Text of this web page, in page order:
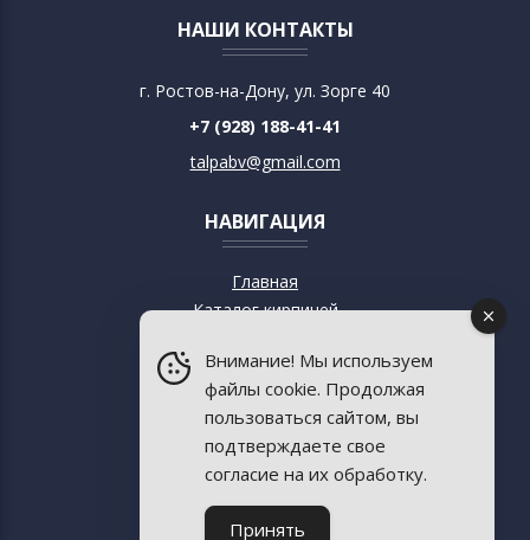
НАШИ КОНТАКТЫ
г. Ростов-на-Дону, ул. Зорге 40
+7 (928) 188-41-41
talpabv@gmail.com
НАВИГАЦИЯ
Главная
Каталог кирпичей
О музее
Современный дизайн
Старинная архитектура
Пресса о музее
База знаний
Контакты
Внимание! Мы используем
файлы cookie. Продолжая
пользоваться сайтом, вы
подтверждаете свое
согласие на их обработку.
Принять